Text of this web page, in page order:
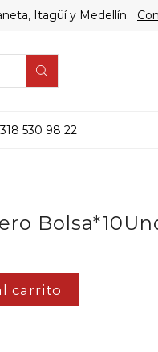
Itagüí y Medellín.
318 530 98 22
carrito